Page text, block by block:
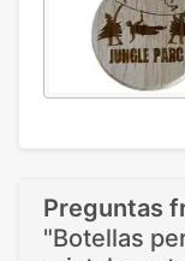
Preguntas
"Botellas